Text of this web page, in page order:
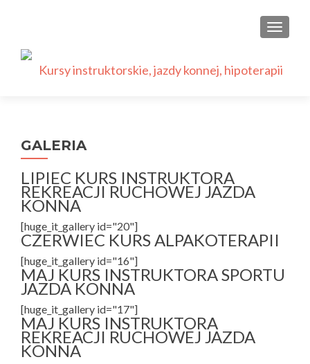
GALERIA
LIPIEC KURS INSTRUKTORA
REKREACJI RUCHOWEJ JAZDA
KONNA
[huge_it_gallery id="20"]
CZERWIEC KURS ALPAKOTERAPII
[huge_it_gallery id="16"]
MAJ KURS INSTRUKTORA SPORTU
JAZDA KONNA
[huge_it_gallery id="17"]
MAJ KURS INSTRUKTORA
REKREACJI RUCHOWEJ JAZDA
KONNA